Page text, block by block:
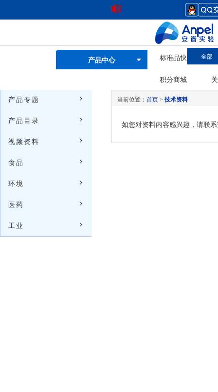
全部
产品中心 标准品快速查询
积分商城
产品专题
产品目录
视频资料
食品
环境
医药
工业
当前位置： 首页> 技术资料
如您对资料内容感兴趣，请联